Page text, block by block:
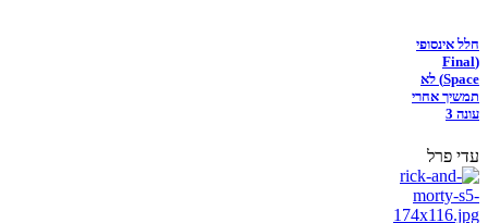
חלל אינסופי
(Final
Space) לא
תמשיך אחרי
עונה 3
עדי פרל